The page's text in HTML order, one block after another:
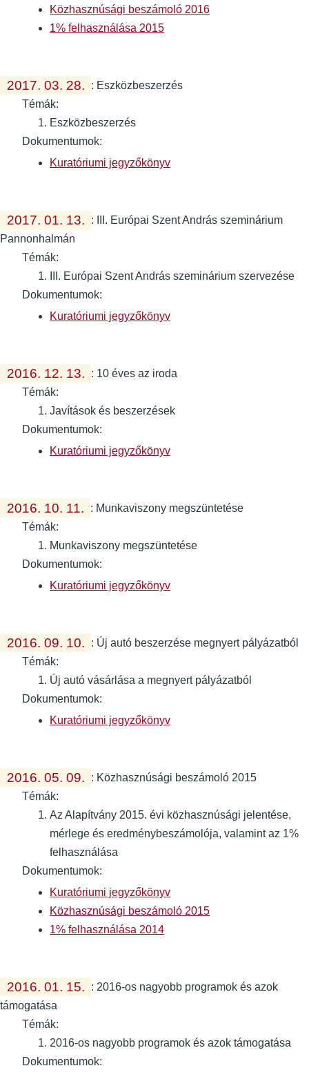
Közhasznúsági beszámoló 2016
1% felhasználása 2015
2017. 03. 28. : Eszközbeszerzés
Témák:
Eszközbeszerzés
Dokumentumok:
Kuratóriumi jegyzőkönyv
2017. 01. 13. :
III. Európai Szent András szeminárium
Pannonhalmán
Témák:
III. Európai Szent András szeminárium szervezése
Dokumentumok:
Kuratóriumi jegyzőkönyv
2016. 12. 13. : 10 éves az iroda
Témák:
Javítások és beszerzések
Dokumentumok:
Kuratóriumi jegyzőkönyv
2016. 10. 11. : Munkaviszony megszüntetése
Témák:
Munkaviszony megszüntetése
Dokumentumok:
Kuratóriumi jegyzőkönyv
2016. 09. 10. : Új autó beszerzése megnyert pályázatból
Témák:
Új autó vásárlása a megnyert pályázatból
Dokumentumok:
Kuratóriumi jegyzőkönyv
2016. 05. 09. : Közhasznúsági beszámoló 2015
Témák:
Az Alapítvány 2015. évi közhasznúsági jelentése,
mérlege és eredménybeszámolója, valamint az 1%
felhasználása
Dokumentumok:
Kuratóriumi jegyzőkönyv
Közhasznúsági beszámoló 2015
1% felhasználása 2014
2016. 01. 15. : 2016-os nagyobb programok és azok
támogatása
Témák:
2016-os nagyobb programok és azok támogatása
Dokumentumok: